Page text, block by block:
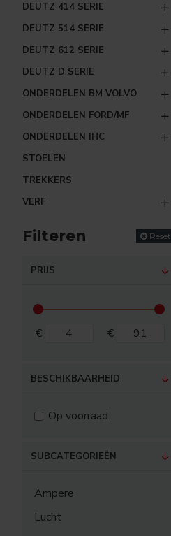
DEUTZ 414 SERIE
DEUTZ 514 SERIE
DEUTZ 612 SERIE
DEUTZ D SERIE
ONDERDELEN BM VOLVO
ONDERDELEN FORD/MF
ONDERDELEN IHC
STOELEN
TREKKERS
VERF
Filteren Reset
PRIJS
€ €
SUBCATEGORIEËN
Ampere
Lucht
BESCHIKBAARHEID
Op voorraad